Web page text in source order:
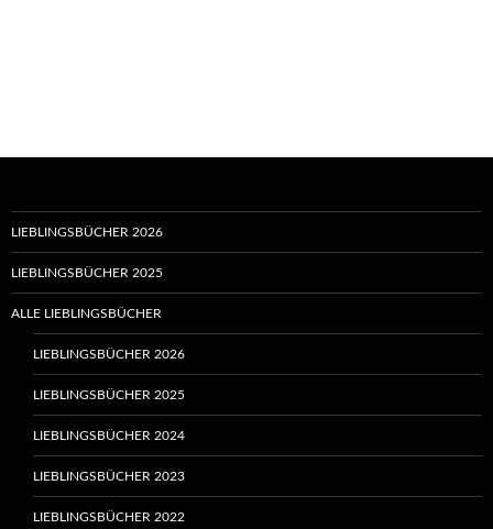
LIEBLINGSBÜCHER 2026
LIEBLINGSBÜCHER 2025
ALLE LIEBLINGSBÜCHER
LIEBLINGSBÜCHER 2026
LIEBLINGSBÜCHER 2025
LIEBLINGSBÜCHER 2024
LIEBLINGSBÜCHER 2023
LIEBLINGSBÜCHER 2022